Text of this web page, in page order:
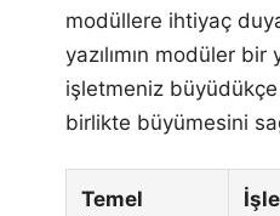
modüllere ihtiyaç
yazılımın modüler bir
işletmeniz büyüdükçe
birlikte büyümesini
Temel